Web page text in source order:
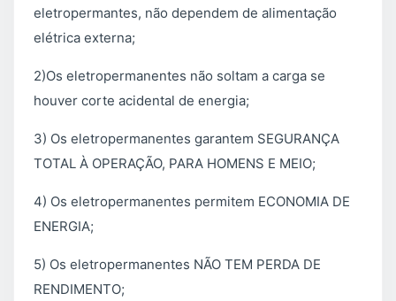
eletropermantes, não dependem de alimentação
elétrica externa;
2)Os eletropermanentes não soltam a carga se
houver corte acidental de energia;
3) Os eletropermanentes garantem SEGURANÇA
TOTAL À OPERAÇÃO, PARA HOMENS E MEIO;
4) Os eletropermanentes permitem ECONOMIA DE
ENERGIA;
5) Os eletropermanentes NÃO TEM PERDA DE
RENDIMENTO;